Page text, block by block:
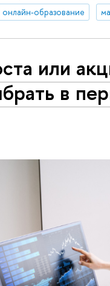
онлайн-образование
или
в